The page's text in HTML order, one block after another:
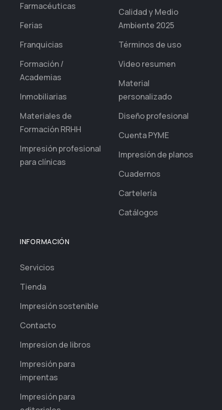
Farmacéuticas
Ferias
Franquicias
Formación /
Academias
Inmobiliarias
Materiales de
Formación RRHH
Impresión profesional
para clínicas
Calidad y Medio
Ambiente 2025
Términos de uso
Video resumen
Material
personalizado
Diseño profesional
Cuenta PYME
Impresión de planos
Cuadernos
Cartelería
Catálogos
INFORMACIÓN
Servicios
Tienda
Impresión sostenible
Contacto
Impresion de libros
Impresión para
imprentas
Impresión para